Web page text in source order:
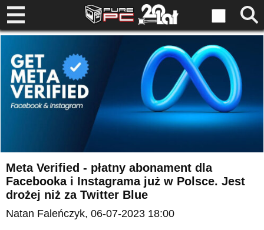
Meta Verified - płatny abonament dla
Facebooka i Instagrama już w Polsce. Jest
drożej niż za Twitter Blue
Natan Faleńczyk, 06-07-2023 18:00